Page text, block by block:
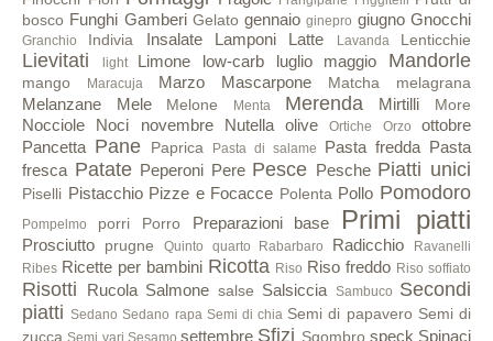
bosco Funghi Gamberi Gelato gennaio ginepro giugno Gnocchi
Granchio Indivia Insalate Lamponi Latte Lavanda Lenticchie
Lievitati light Limone low-carb luglio maggio Mandorle
mango Maracuja Marzo Mascarpone Matcha melagrana
Melanzane Mele Melone Menta Merenda Mirtilli More
Nocciole Noci novembre Nutella olive Ortiche Orzo
ottobre
Pancetta Pane Paprica Pasta di salame Pasta fredda Pasta
fresca Patate Peperoni Pere Pesce Pesche Piatti unici
Piselli Pistacchio Pizze e Focacce Polenta Pollo Pomodoro
Pompelmo porri Porro Preparazioni base Primi piatti
Prosciutto prugne Quinto quarto Rabarbaro Radicchio
Ravanelli
Ribes Ricette per bambini Ricotta Riso Riso freddo Riso soffiato
Risotti Rucola Salmone salse Salsiccia Sambuco Secondi
piatti Sedano Sedano rapa Semi di chia Semi di papavero Semi di
zucca Semi vari Sesamo settembre Sfizi Sgombro speck Spinaci